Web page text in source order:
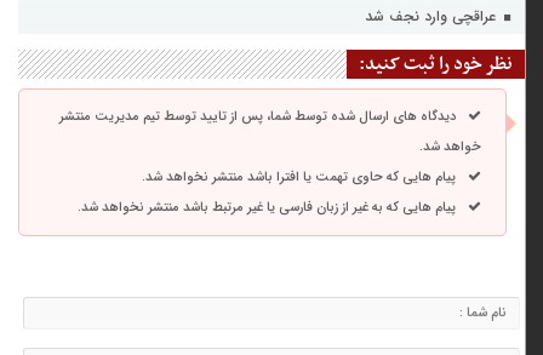
عراقچی وارد نجف شد
نظر خود را ثبت کنید:
دیدگاه های ارسال شده توسط شما، پس از تایید توسط تیم مدیریت منتشر
خواهد شد.
پیام هایی که حاوی تهمت یا افترا باشد منتشر نخواهد شد.
پیام هایی که به غیر از زبان فارسی یا غیر مرتبط باشد منتشر نخواهد شد.